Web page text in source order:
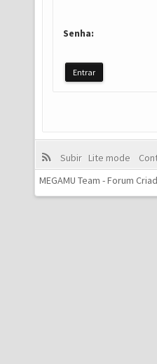
Senha:
Subir Lite mode
MEGAMU Team - Forum